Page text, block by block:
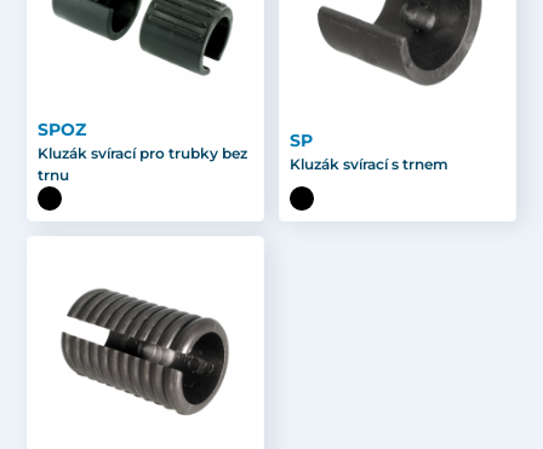
SPOZ
Kluzák svírací pro trubky bez
trnu
SP
Kluzák svírací s trnem